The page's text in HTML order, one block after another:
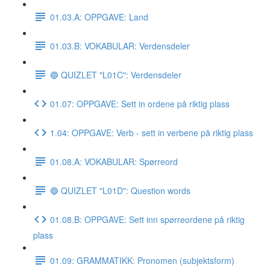
01.03.A: OPPGAVE: Land
01.03.B: VOKABULAR: Verdensdeler
🔵 QUIZLET "L01C": Verdensdeler
01.07: OPPGAVE: Sett in ordene på riktig plass
1.04: OPPGAVE: Verb - sett in verbene på riktig plass
01.08.A: VOKABULAR: Spørreord
🔵 QUIZLET "L01D": Question words
01.08.B: OPPGAVE: Sett inn spørreordene på riktig
plass
01.09: GRAMMATIKK: Pronomen (subjektsform)